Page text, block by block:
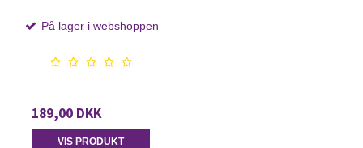
På lager i webshoppen
189,00 DKK
VIS PRODUKT